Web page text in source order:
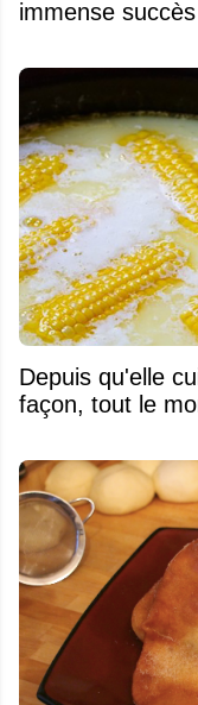
immense succès
Depuis qu'elle
façon, tout le